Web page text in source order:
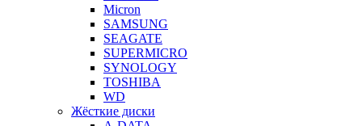
Micron
SAMSUNG
SEAGATE
SUPERMICRO
SYNOLOGY
TOSHIBA
WD
Жёсткие диски